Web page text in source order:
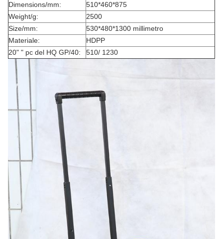
Dimensions/mm:
510*460*875
Weight/g:
2500
Size/mm:
530*480*1300 millimetro
Materiale:
HDPP
20" " pc del HQ GP/40:
510/ 1230